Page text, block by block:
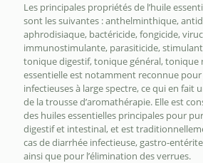
Les principales propriétés de l’huile
sont les suivantes : anthelminthique,
aphrodisiaque, bactéricide, fongicide,
immunostimulante, parasiticide,
tonique digestif, tonique général, tonique
essentielle est notamment reconnue
infectieuses à large spectre, ce qui en fait
de la trousse d’aromathérapie. Elle est
des huiles essentielles principales pour
digestif et intestinal, et est
cas de diarrhée infectieuse, gastro-
ainsi que pour l’élimination des verrues.